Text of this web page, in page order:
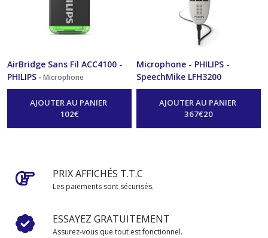
AirBridge Sans Fil ACC4100 -
PHILIPS - Microphone
AJOUTER AU PANIER
102€
Microphone - PHILIPS -
SpeechMike LFH3200
-Microphone
AJOUTER AU PANIER
367€20
PRIX AFFICHÉS T.T.C
Les paiements sont sécurisés.
ESSAYEZ GRATUITEMENT
Assurez-vous que tout est fonctionnel.